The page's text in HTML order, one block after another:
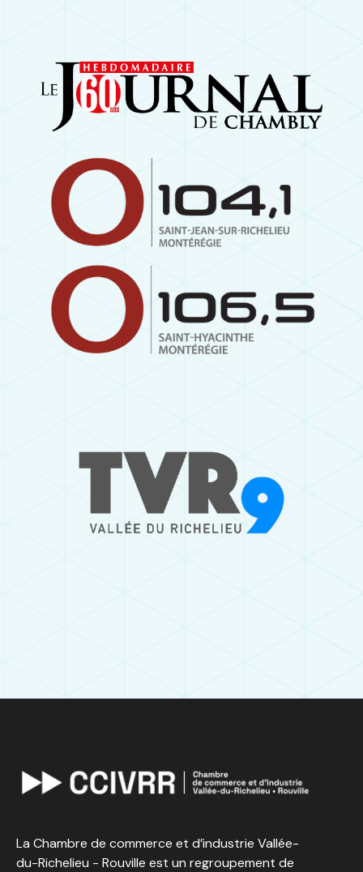
La Chambre de commerce et d’industrie Vallée-
du-Richelieu - Rouville est un regroupement de